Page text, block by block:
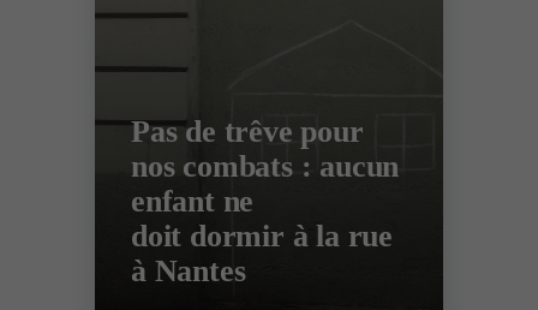
Pas de trêve pour
nos combats : aucun
enfant ne
doit dormir à la rue
à Nantes